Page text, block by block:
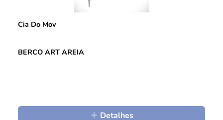
Cia Do Mov
BERCO ART AREIA
Detalhes